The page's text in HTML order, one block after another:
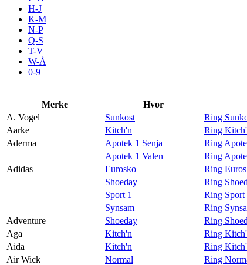
Inspirasjon
Åpningstider
Praktisk informasjon
Ledige stillinger
H-J
K-M
N-P
Q-S
T-V
W-Å
0-9
Merke
Hvor
A. Vogel
Sunkost Ring
Aarke
Kitch'n Ring
Aderma
Apotek 1 Senja Ring
Apotek 1 Valen
Ring
Adidas
Eurosko Ring
Shoeday
Ring
Sport 1
Ring Sport
Synsam
Ring
Adventure
Shoeday Ring
Aga
Kitch'n Ring
Aida
Kitch'n Ring
Air Wick
Normal Ring